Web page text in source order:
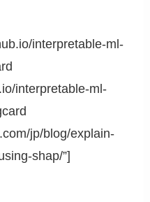
interpretable-ml-
interpretable-ml-
jp/blog/explain-
shap/”]